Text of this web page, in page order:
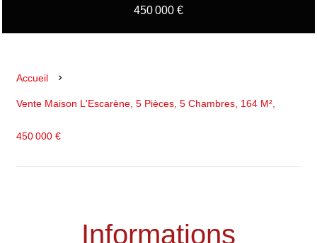
450 000 €
Accueil
Vente Maison L'Escarène, 5 Pièces, 5 Chambres, 164 M²,
450 000 €
Informations